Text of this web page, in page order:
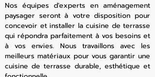
Nos équipes d'experts en aménagement
paysager seront à votre disposition pour
concevoir et installer la cuisine de terrasse
qui répondra parfaitement à vos besoins et
à vos envies. Nous travaillons avec les
meilleurs matériaux pour vous garantir une
cuisine de terrasse durable, esthétique et